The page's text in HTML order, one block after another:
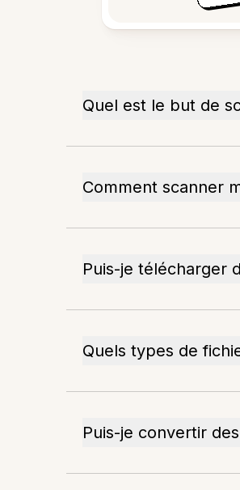
Quel est le but de
Comment scanner
Puis-je télécharger
Quels types de
Puis-je convertir